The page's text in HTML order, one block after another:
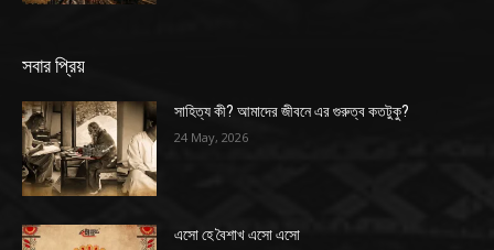
সবার প্রিয়
সাহিত্য কী? আমাদের জীবনে এর গুরুত্ব কতটুকু?
24 May, 2026
এসো হে বৈশাখ এসো এসো